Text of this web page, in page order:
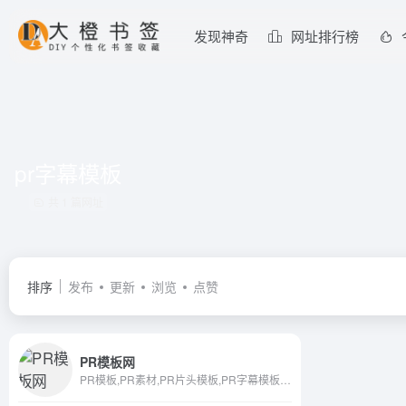
发现神奇 网址排行榜
排序 发布 更新 浏览 点赞
PR模板网